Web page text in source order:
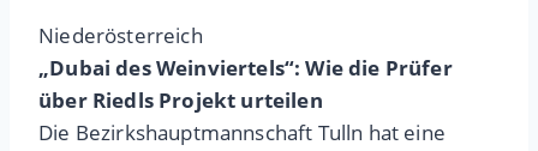
Niederösterreich
„Dubai des Weinviertels“: Wie die Prüfer
über Riedls Projekt urteilen
Die Bezirkshauptmannschaft Tulln hat eine